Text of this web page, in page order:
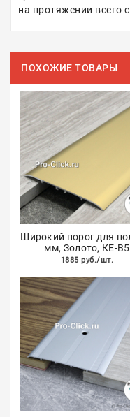
на протяжении всего
ПОХОЖИЕ ТОВАРЫ
Широкий порог для
мм, Золото, КЕ-В5
1885 руб./шт.